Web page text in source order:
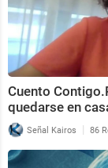
Cuento
quedarse en
Señal Kairos | 86